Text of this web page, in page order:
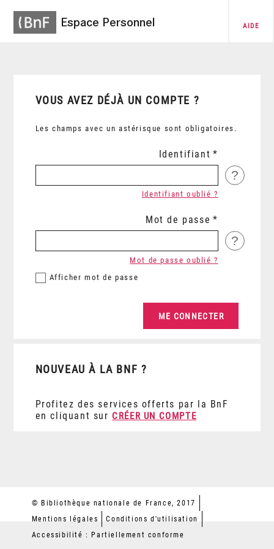
Espace Personnel AIDE
VOUS AVEZ DÉJÀ UN COMPTE ?
Les champs avec un astérisque sont obligatoires.
Identifiant
?
Identifiant oublié ?
Mot de passe
?
Afficher mot de passe
Mot de passe oublié ?
NOUVEAU À LA BNF ?
Profitez des services offerts par la BnF
en cliquant sur CRÉER UN COMPTE
© Bibliothèque nationale de France, 2017
Mentions légales
Conditions d'utilisation
Accessibilité : Partiellement conforme